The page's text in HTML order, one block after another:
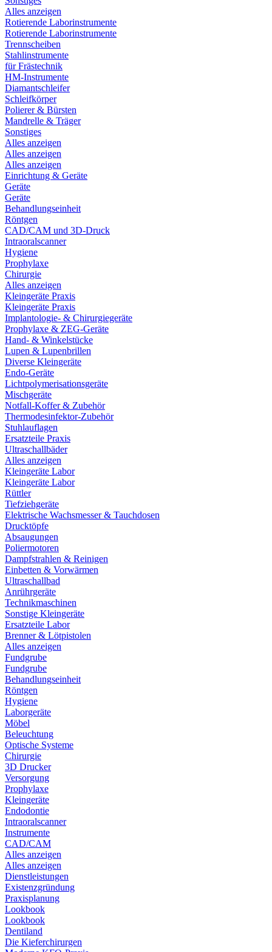
Alles anzeigen
Rotierende Laborinstrumente
Rotierende Laborinstrumente
Trennscheiben
Stahlinstrumente
für Frästechnik
HM-Instrumente
Diamantschleifer
Schleifkörper
Polierer & Bürsten
Mandrelle & Träger
Sonstiges
Alles anzeigen
Alles anzeigen
Alles anzeigen
Einrichtung & Geräte
Geräte
Geräte
Behandlungseinheit
Röntgen
CAD/CAM und 3D-Druck
Intraoralscanner
Hygiene
Prophylaxe
Chirurgie
Alles anzeigen
Kleingeräte Praxis
Kleingeräte Praxis
Implantologie- & Chirurgiegeräte
Prophylaxe & ZEG-Geräte
Hand- & Winkelstücke
Lupen & Lupenbrillen
Diverse Kleingeräte
Endo-Geräte
Lichtpolymerisationsgeräte
Mischgeräte
Notfall-Koffer & Zubehör
Thermodesinfektor-Zubehör
Stuhlauflagen
Ersatzteile Praxis
Ultraschallbäder
Alles anzeigen
Kleingeräte Labor
Kleingeräte Labor
Rüttler
Tiefziehgeräte
Elektrische Wachsmesser & Tauchdosen
Drucktöpfe
Absaugungen
Poliermotoren
Dampfstrahlen & Reinigen
Einbetten & Vorwärmen
Ultraschallbad
Anrührgeräte
Technikmaschinen
Sonstige Kleingeräte
Ersatzteile Labor
Brenner & Lötpistolen
Alles anzeigen
Fundgrube
Fundgrube
Behandlungseinheit
Röntgen
Hygiene
Laborgeräte
Möbel
Beleuchtung
Optische Systeme
Chirurgie
3D Drucker
Versorgung
Prophylaxe
Kleingeräte
Endodontie
Intraoralscanner
Instrumente
CAD/CAM
Alles anzeigen
Alles anzeigen
Dienstleistungen
Existenzgründung
Praxisplanung
Lookbook
Lookbook
Dentiland
Die Kieferchirurgen